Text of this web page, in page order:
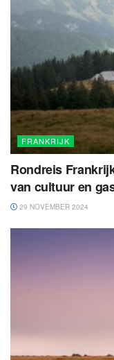
FRANKRIJK
Rondreis
van cultuur en
29 NOVEMBER 2024